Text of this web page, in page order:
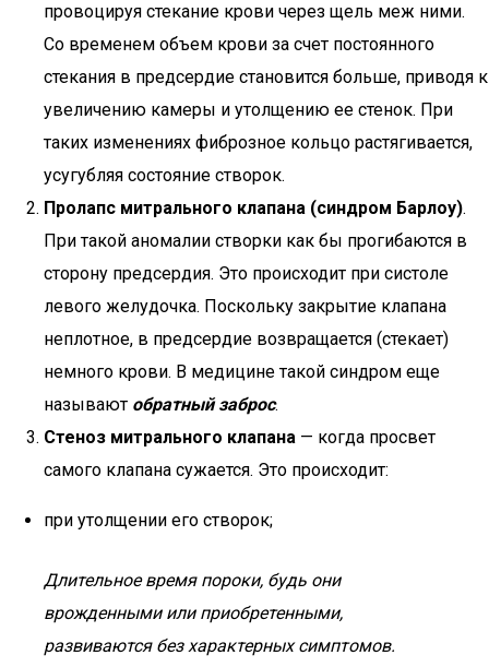
провоцируя стекание крови через щель меж ними.
Со временем объем крови за счет постоянного
стекания в предсердие становится больше, приводя к
увеличению камеры и утолщению ее стенок. При
таких изменениях фиброзное кольцо растягивается,
усугубляя состояние створок.
Пролапс митрального клапана (синдром Барлоу).
При такой аномалии створки как бы прогибаются в
сторону предсердия. Это происходит при систоле
левого желудочка. Поскольку закрытие клапана
неплотное, в предсердие возвращается (стекает)
немного крови. В медицине такой синдром еще
называют обратный заброс.
Стеноз митрального клапана — когда просвет
самого клапана сужается. Это происходит:
при утолщении его створок;
Длительное время пороки, будь они
врожденными или приобретенными,
развиваются без характерных симптомов.